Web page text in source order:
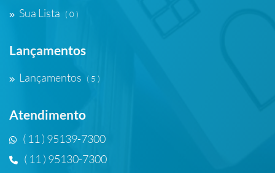
Sua Lista ( 0 )
Lançamentos
Lançamentos ( 5 )
Atendimento
( 11 ) 95139-7300
( 11 ) 95130-7300